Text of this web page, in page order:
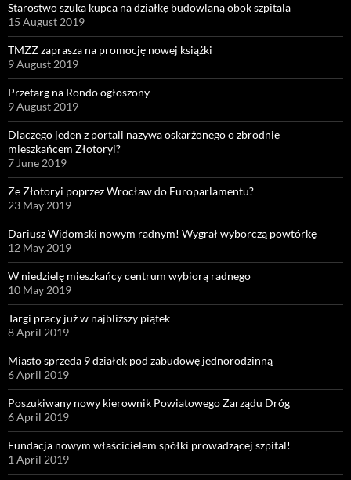
Starostwo szuka kupca na działkę budowlaną obok szpitala
15 August 2019
TMZZ zaprasza na promocję nowej książki
9 August 2019
Przetarg na Rondo ogłoszony
9 August 2019
Dlaczego jeden z portali nazywa oskarżonego o zbrodnię
mieszkańcem Złotoryi?
7 June 2019
Ze Złotoryi poprzez Wrocław do Europarlamentu?
23 May 2019
Dariusz Widomski nowym radnym! Wygrał wyborczą powtórkę
12 May 2019
W niedzielę mieszkańcy centrum wybiorą radnego
10 May 2019
Targi pracy już w najbliższy piątek
8 April 2019
Miasto sprzeda 9 działek pod zabudowę jednorodzinną
6 April 2019
Poszukiwany nowy kierownik Powiatowego Zarządu Dróg
6 April 2019
Fundacja nowym właścicielem spółki prowadzącej szpital!
1 April 2019